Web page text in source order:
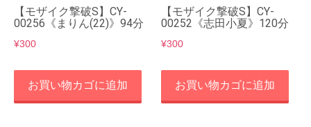
【モザイク撃破S】CY-
00256《まりん(22)》94分
¥300
お買い物カゴに追加
【モザイク撃破S】CY-
00252《志田小夏》120分
¥300
お買い物カゴに追加